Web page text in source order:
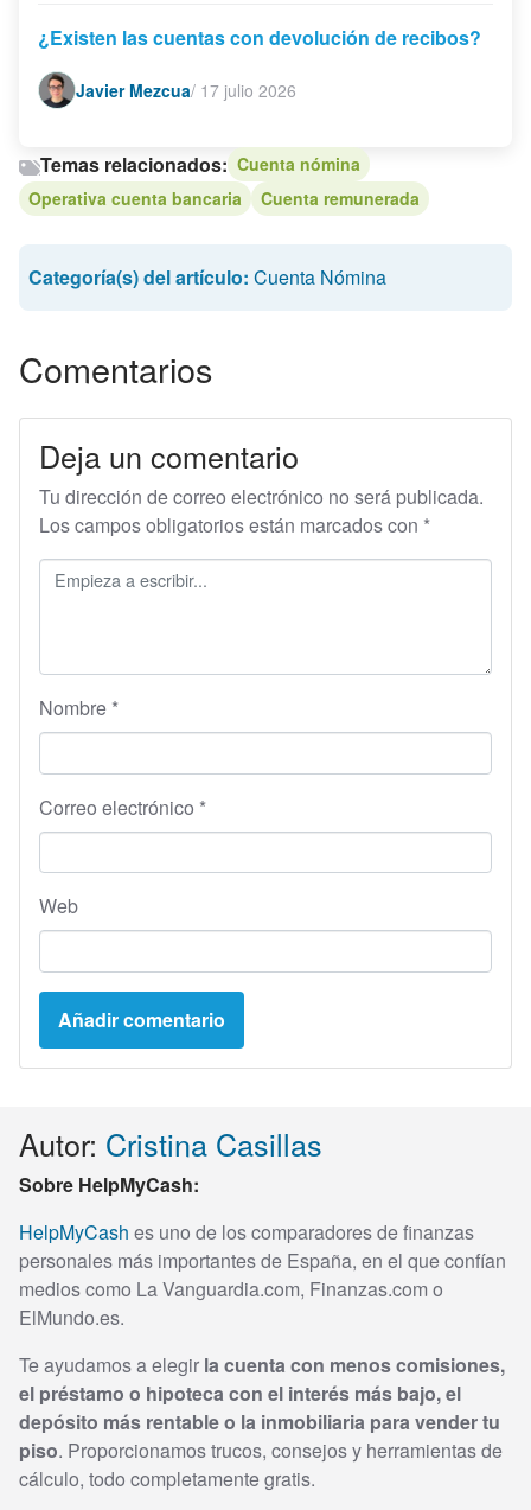
¿Existen las cuentas con devolución de recibos?
Javier Mezcua/ 17 julio 2026
Temas relacionados: Cuenta nómina
Operativa cuenta bancaria
Cuenta remunerada
Categoría(s) del artículo: Cuenta Nómina
Comentarios
Deja un comentario
Tu dirección de correo electrónico no será publicada.
Los campos obligatorios están marcados con *
Nombre *
Correo electrónico *
Web
Autor: Cristina Casillas
Sobre HelpMyCash:
HelpMyCash es uno de los comparadores de finanzas
personales más importantes de España, en el que confían
medios como La Vanguardia.com, Finanzas.com o
ElMundo.es.
Te ayudamos a elegir la cuenta con menos comisiones,
el préstamo o hipoteca con el interés más bajo, el
depósito más rentable o la inmobiliaria para vender tu
piso. Proporcionamos trucos, consejos y herramientas de
cálculo, todo completamente gratis.